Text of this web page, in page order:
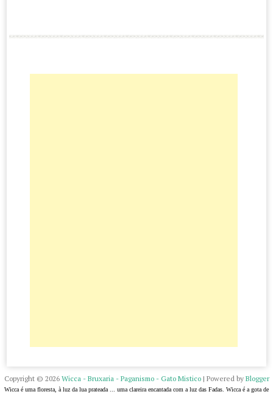
Copyright © 2026 Wicca - Bruxaria - Paganismo - Gato Mistico| Powered by Blogger
Wicca é uma floresta, à luz da lua prateada ... uma clareira encantada com a luz das Fadas. Wicca é a gota de